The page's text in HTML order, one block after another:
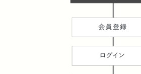
「私の住まい」にて自宅
New England Nantucket
日本ナンタケットバスケ